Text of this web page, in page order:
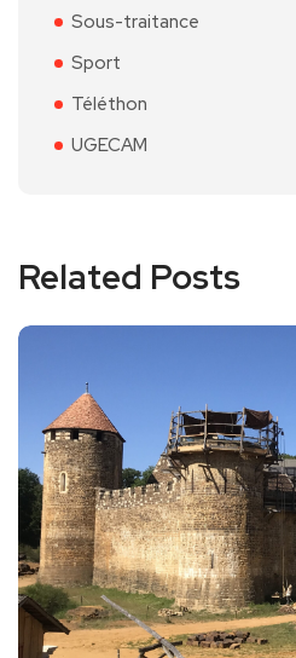
Sous-traitance
Sport
Téléthon
UGECAM
Related Posts